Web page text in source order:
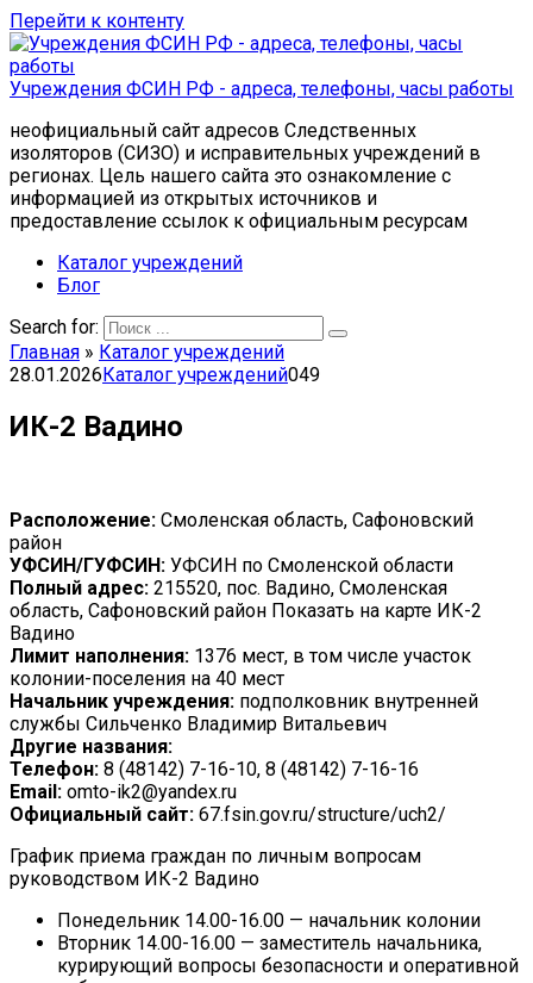
Перейти к контенту
Учреждения ФСИН РФ - адреса, телефоны, часы работы
неофициальный сайт адресов Следственных
изоляторов (СИЗО) и исправительных учреждений в
регионах. Цель нашего сайта это ознакомление с
информацией из открытых источников и
предоставление ссылок к официальным ресурсам
Каталог учреждений
Блог
Search for:
Главная » Каталог учреждений
28.01.2026Каталог учреждений049
ИК-2 Вадино
Расположение: Смоленская область, Сафоновский
район
УФСИН/ГУФСИН: УФСИН по Смоленской области
Полный адрес: 215520, пос. Вадино, Смоленская
область, Сафоновский район Показать на карте ИК-2
Вадино
Лимит наполнения: 1376 мест, в том числе участок
колонии-поселения на 40 мест
Начальник учреждения: подполковник внутренней
службы Сильченко Владимир Витальевич
Другие названия:
Телефон: 8 (48142) 7-16-10, 8 (48142) 7-16-16
Email: omto-ik2@yandex.ru
Официальный сайт: 67.fsin.gov.ru/structure/uch2/
График приема граждан по личным вопросам
руководством ИК-2 Вадино
Понедельник 14.00-16.00 — начальник колонии
Вторник 14.00-16.00 — заместитель начальника,
курирующий вопросы безопасности и оперативной